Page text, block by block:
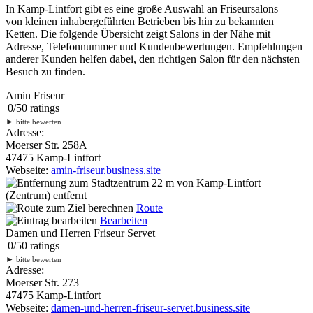
In Kamp-Lintfort gibt es eine große Auswahl an Friseursalons —
von kleinen inhabergeführten Betrieben bis hin zu bekannten
Ketten. Die folgende Übersicht zeigt Salons in der Nähe mit
Adresse, Telefonnummer und Kundenbewertungen. Empfehlungen
anderer Kunden helfen dabei, den richtigen Salon für den nächsten
Besuch zu finden.
Amin Friseur
0/50 ratings
► bitte bewerten
Adresse:
Moerser Str. 258A
47475 Kamp-Lintfort
Webseite: amin-friseur.business.site
22 m von Kamp-Lintfort
(Zentrum) entfernt
Route
Bearbeiten
Damen und Herren Friseur Servet
0/50 ratings
► bitte bewerten
Adresse:
Moerser Str. 273
47475 Kamp-Lintfort
Webseite: damen-und-herren-friseur-servet.business.site